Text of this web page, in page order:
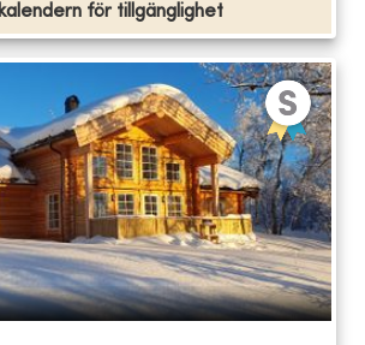
för tillgänglighet